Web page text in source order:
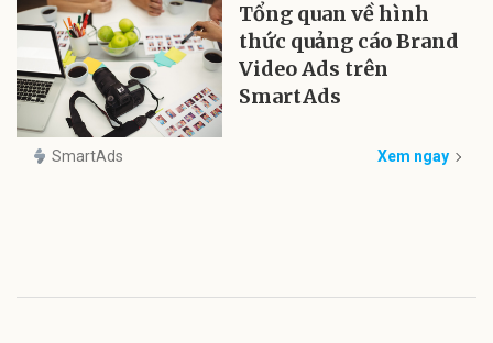
Tổng quan về hình
thức quảng cáo Brand
Video Ads trên
SmartAds
SmartAds Xem ngay